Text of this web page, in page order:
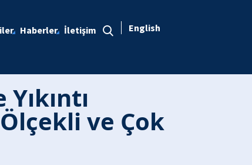
Haberler İletişim English
ve Çok